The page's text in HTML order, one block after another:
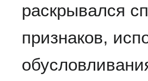
раскрывался
признаков,